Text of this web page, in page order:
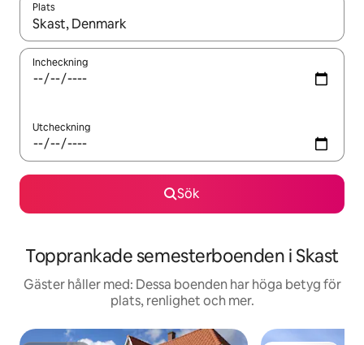
Plats
När resultaten är tillgängliga kan du navigera med upp- och
Incheckning
Utcheckning
Sök
Topprankade semesterboenden i Skast
Gäster håller med: Dessa boenden har höga betyg för
plats, renlighet och mer.